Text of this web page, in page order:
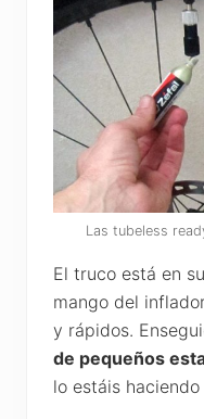
Las tubeless
El truco está en
mango del
y rápidos.
de pequeños
lo estáis haciendo